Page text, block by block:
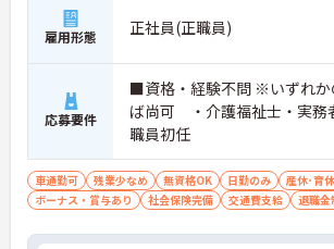
雇用形態 正社員(正職員)
応募要件
■資格・経験不問 ※いずれか
ば尚可 ・介護福祉士・実務
職員初任
車通勤可 残業少なめ 無資格OK 日勤のみ
産休･育
ボーナス・賞与あり
社会保険完備 交通費支給 退職金